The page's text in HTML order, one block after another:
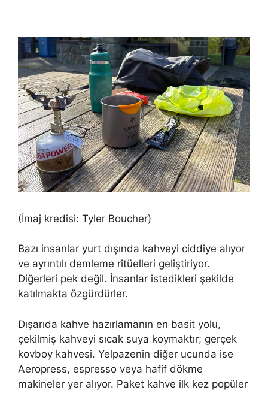
(İmaj kredisi: Tyler Boucher)
Bazı insanlar yurt dışında kahveyi ciddiye alıyor
ve ayrıntılı demleme ritüelleri geliştiriyor.
Diğerleri pek değil. İnsanlar istedikleri şekilde
katılmakta özgürdürler.
Dışarıda kahve hazırlamanın en basit yolu,
çekilmiş kahveyi sıcak suya koymaktır; gerçek
kovboy kahvesi. Yelpazenin diğer ucunda ise
Aeropress, espresso veya hafif dökme
makineler yer alıyor. Paket kahve ilk kez popüler